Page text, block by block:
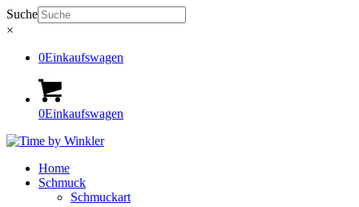
Suche
×
0Einkaufswagen
0Einkaufswagen
Home
Schmuck
Schmuckart